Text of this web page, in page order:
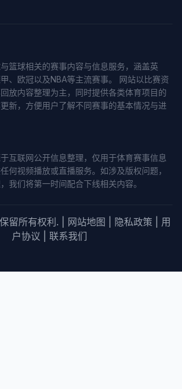
篮球相关的赛事内容与信息服务，涵盖英
、欧冠以及NBA等主流赛事。 网站以比赛资
放内容整理为主，同时提供各类体育项目的
新，方便用户了解不同赛事的基本情况与进
互联网公开信息整理，仅用于体育赛事信息
何视频播放或直播服务。如涉及版权问题，
我们将第一时间配合下线相关内容。
留所有权利. | 网站地图 隐私政策
用
户协议
联系我们